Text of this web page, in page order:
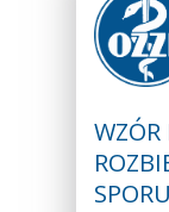
WZÓR